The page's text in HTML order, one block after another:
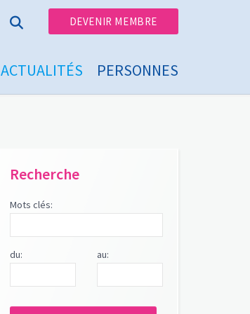
DEVENIR MEMBRE
ACTUALITÉS PERSONNES
Recherche
Mots clés:
du: au: